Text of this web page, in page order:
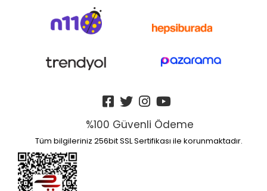
%100 Güvenli Ödeme
Tüm bilgileriniz 256bit SSL Sertifikası ile korunmaktadır.